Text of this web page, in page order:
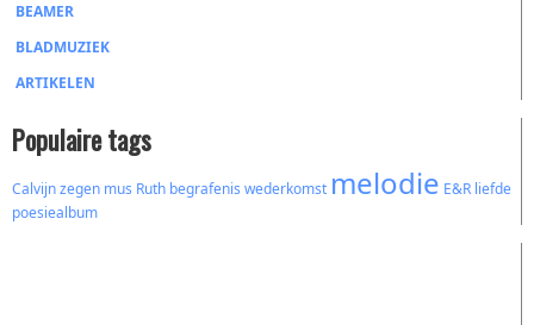
BEAMER
BLADMUZIEK
ARTIKELEN
Populaire tags
Calvijnzegen mus Ruth begrafenis wederkomst melodie E&R liefde
poesiealbum